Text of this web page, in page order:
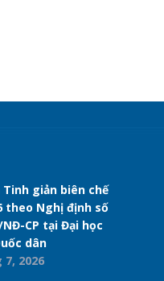
Tinh giản biên chế
theo Nghị định số
NĐ-CP tại Đại học
dân
7, 2026